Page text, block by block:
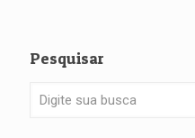
Pesquisar